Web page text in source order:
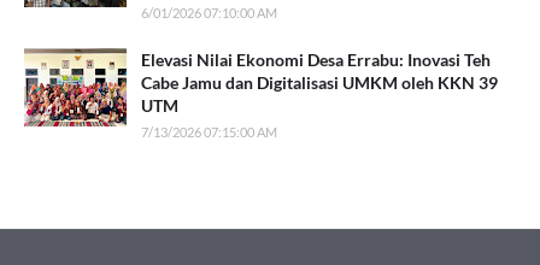
6/01/2026 07:10:00 AM
Elevasi Nilai Ekonomi Desa Errabu: Inovasi Teh
Cabe Jamu dan Digitalisasi UMKM oleh KKN 39
UTM
7/13/2026 07:15:00 AM